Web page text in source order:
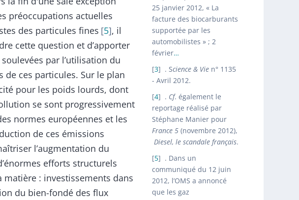
préoccupations actuelles
des particules fines 5 , il
cette question et d’apporter
par l’utilisation du
de ces particules. Sur le plan
pour les poids lourds, dont
se sont progressivement
normes européennes et les
de ces émissions
l’augmentation du
efforts structurels
: investissements dans
du bien-fondé des flux
25 janvier 2012, « La
facture des biocarburants
supportée par les
automobilistes » ; 2
février…
3
. Science & Vien° 1135
- Avril 2012.
4
. Cf. également le
reportage réalisé par
Stéphane Manier pour
France 5(novembre 2012),
Diesel, le scandale français.
5
. Dans un
communiqué du 12 juin
2012, l’OMS a annoncé
que les gaz